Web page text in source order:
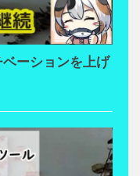
ベーションを上げ